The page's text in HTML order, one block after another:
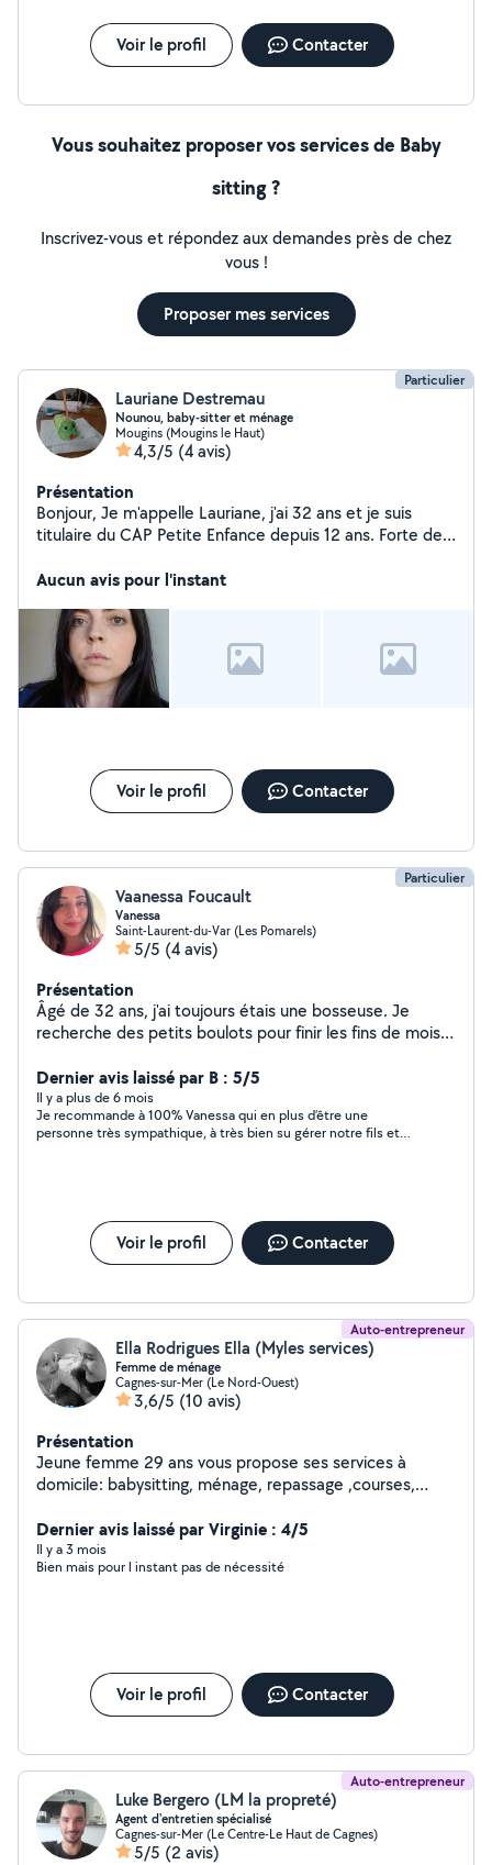
Voir le profil Contacter
Vous souhaitez proposer vos services de Baby
sitting ?
Inscrivez-vous et répondez aux demandes près de chez
vous !
Proposer mes services
Particulier
Lauriane Destremau
Nounou, baby-sitter et ménage
Mougins (Mougins le Haut)
4,3/5 (4 avis)
Présentation
Bonjour, Je m'appelle Lauriane, j'ai 32 ans et je suis
titulaire du CAP Petite Enfance depuis 12 ans. Forte de
travaillé en crèche, en halte-garderie ainsi qu'au domicile
développer des compétences solides en soins,
sécurité, éveil, accompagnement scolaire et
organisation du quotidien. Patiente, douce et attentive,
je veille toujours au bien-être, au rythme et aux besoins
de chaque enfant. J'accorde une grande importance à la
de deux garçons de 10 et 8 ans, je connais parfaitement
les attentes et les préoccupations des parents. Mon
expérience personnelle renforce mon professionnalisme
conduire et véhiculée, je peux assurer les déplacements
(école, activités, rendez-vous). Je suis disponible du
lundi au vendredi.
Aucun avis pour l'instant
Voir le profil Contacter
Particulier
Vaanessa Foucault
Vanessa
Saint-Laurent-du-Var (Les Pomarels)
5/5 (4 avis)
Présentation
Âgé de 32 ans, j'ai toujours étais une bosseuse. Je
recherche des petits boulots pour finir les fins de mois.
enfants ou vos toutous. Je suis maman d'un petit garçon
de 4 ans, Aide-soignante depuis 12ans, et j'ai également
un chien de 3 ans qui s'entend avec tout les humains
ainsi que tout les autres chiens.
Dernier avis laissé par B : 5/5
Il y a plus de 6 mois
Je recommande à 100% Vanessa qui en plus d’être une
personne très sympathique, à très bien su gérer notre fils et
Voir le profil Contacter
Auto-entrepreneur
Ella Rodrigues Ella (Myles services)
Femme de ménage
Cagnes-sur-Mer (Le Nord-Ouest)
3,6/5 (10 avis)
Présentation
Jeune femme 29 ans vous propose ses services à
domicile: babysitting, ménage, repassage ,courses,
renseignements.
Dernier avis laissé par Virginie : 4/5
Il y a 3 mois
Bien mais pour l instant pas de nécessité
Voir le profil Contacter
Auto-entrepreneur
Luke Bergero (LM la propreté)
Agent d'entretien spécialisé
Cagnes-sur-Mer (Le Centre-Le Haut de Cagnes)
5/5 (2 avis)